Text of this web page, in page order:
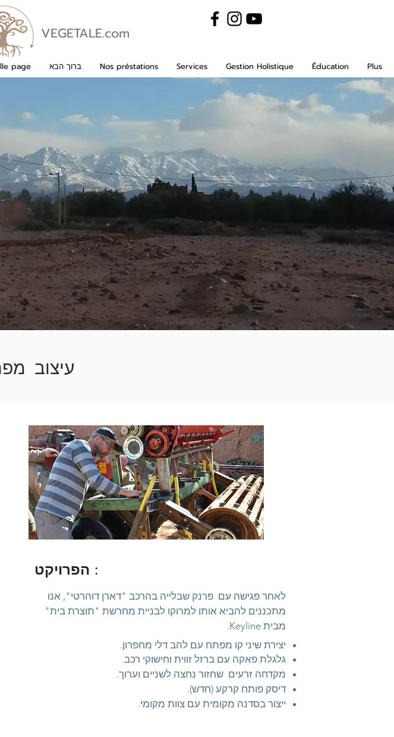
VEGETALE.com
page ברוך הבא Nos préstations Services Gestion Holistique Éducation Plus
עיצוב
הפרויקט :
לאחר פגישה עם פרנק שבלייה בהרכב "דארן דוהרטי", אנו
מתכננים להביא אותו למרוקו לבניית מחרשת "תוצרת בית"
מבית Keyline.
יצירת שיני קו מפתח עם להב דלי מחפרון.
גלגלת פאקה עם ברזל זווית וחישוקי רכב.
מקדחה זרעים שחזור נחצה לשניים וערוך.
דיסק פותח קרקע (חדש).
ייצור בסדנה מקומית עם צוות מקומי.